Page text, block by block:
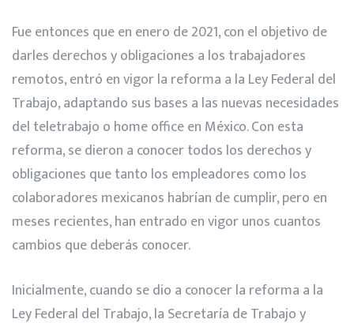
Fue entonces que en enero de 2021, con el objetivo de
darles derechos y obligaciones a los trabajadores
remotos, entró en vigor la reforma a la Ley Federal del
Trabajo, adaptando sus bases a las nuevas necesidades
del teletrabajo o home office en México. Con esta
reforma, se dieron a conocer todos los derechos y
obligaciones que tanto los empleadores como los
colaboradores mexicanos habrían de cumplir, pero en
meses recientes, han entrado en vigor unos cuantos
cambios que deberás conocer.
Inicialmente, cuando se dio a conocer la reforma a la
Ley Federal del Trabajo, la Secretaría de Trabajo y